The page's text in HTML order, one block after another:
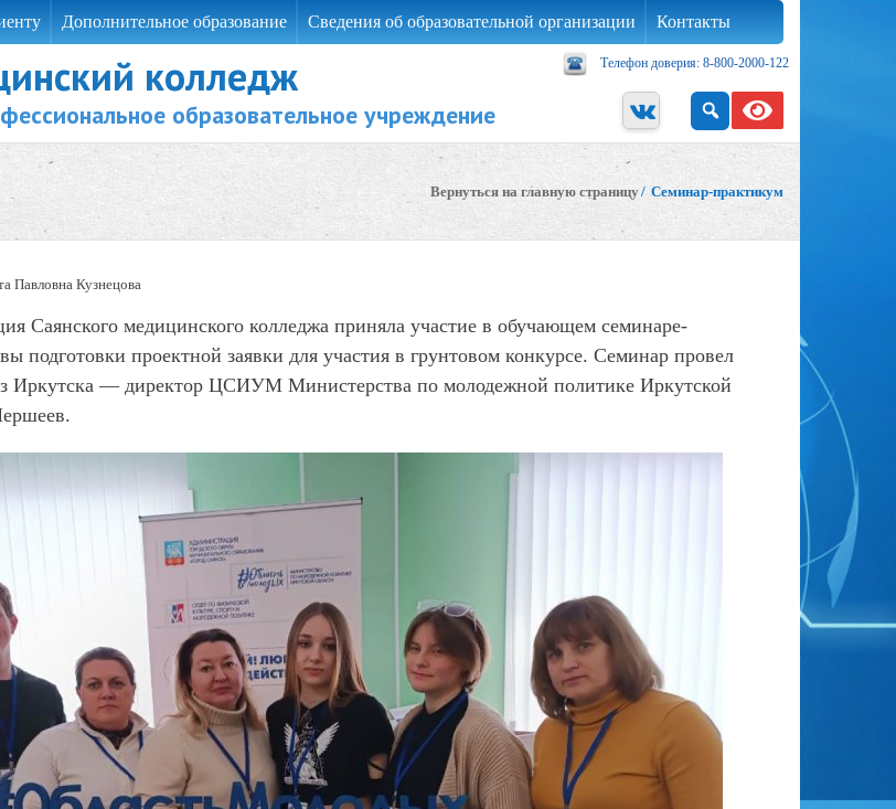
Дополнительное образование Сведения об образовательной организации Контакты
Телефон доверия: 8-800-2000-122
колледж
образовательное учреждение
Вернуться на главную страницу/ Семинар-практикум
Павловна Кузнецова
Саянского медицинского колледжа приняла участие в обучающем семинаре-
подготовки проектной заявки для участия в грунтовом конкурсе. Семинар провел
Иркутска — директор ЦСИУМ Министерства по молодежной политике Иркутской